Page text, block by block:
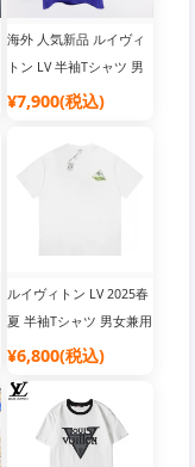
海外 人気新品 ルイヴィ
トン LV 半袖Tシャツ 男
女兼用 コットン素材
¥7,900(税込)
ルイヴィトン LV 2025春
夏 半袖Tシャツ 男女兼用
¥6,800(税込)